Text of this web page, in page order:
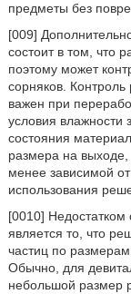
предметы без
[009]
состоит в том, что
поэтому может
сорняков.
важен при
условия влажности
состояния
размера на выходе,
менее зависимой
использования
[0010]
является то, что
частиц по
Обычно, для
небольшой размер